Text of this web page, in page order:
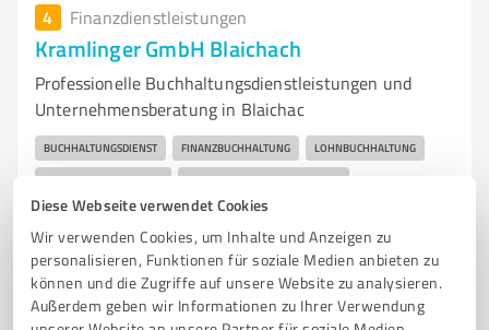
Diese Webseite verwendet Cookies
Wir verwenden Cookies, um Inhalte und Anzeigen zu
personalisieren, Funktionen für soziale Medien anbieten zu
können und die Zugriffe auf unsere Website zu analysieren.
Außerdem geben wir Informationen zu Ihrer Verwendung
4 Finanzdienstleistungen
Kramlinger GmbH Blaichach
Professionelle Buchhaltungsdienstleistungen und
Unternehmensberatung in Blaichac
BUCHHALTUNGSDIENST FINANZBUCHHALTUNG LOHNBUCHHALTUNG
DIGITALE BUCHHALTUNG DATEV UNTERNEHMEN ONLINE
UNTERNEHMENSBERATUNG SCHULUNGEN
STEUERBERATUNG GESCHÄFTSPROZESSE EFFIZIENZ
MANDANTENBETREUUNG